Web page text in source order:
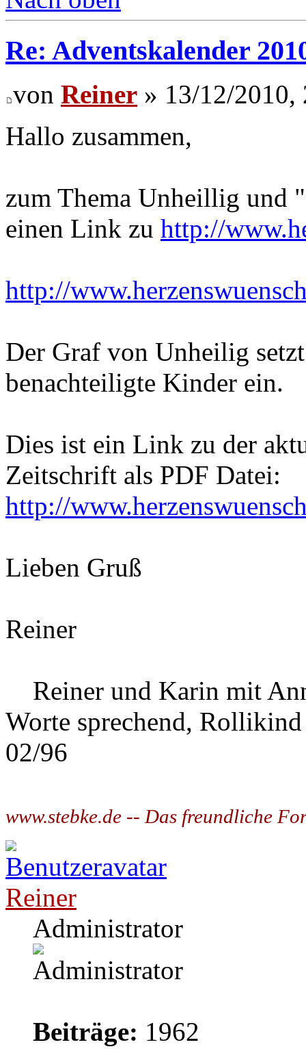
Re: Adventskalender
von Reiner » 13/12/2010,
Hallo zusammen,
zum Thema Unheillig und
einen Link zu http://
http://
Der Graf von Unheilig
benachteiligte Kinder ein.
Dies ist ein Link zu der
Zeitschrift als PDF Datei:
http://
Lieben Gruß
Reiner
Reiner und Karin mit
Worte sprechend,
02/96
www.stebke.de -- Das freundliche
Reiner
Administrator
Beiträge: 1962